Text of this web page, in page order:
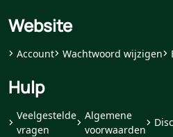
Website
Account Wachtwoord wijzigen
Hulp
Veelgestelde
vragen
Algemene
voorwaarden